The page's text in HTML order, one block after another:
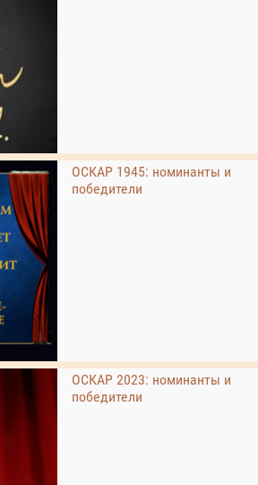
ОСКАР 1945: номинанты и
победители
ОСКАР 2023: номинанты и
победители